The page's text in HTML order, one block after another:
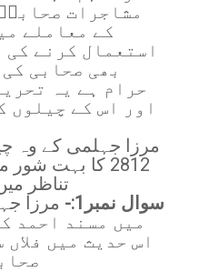
مشاجرات
کے معاملے
استعمال کرنے
بھی صحابی
حرام ہے یہ
اور اس کے چیلوں
مرزا جہلمی کے وہ
2812 کا بہت
تناظر
سوال نمبر1:-
مرزا
اس حدیث میں